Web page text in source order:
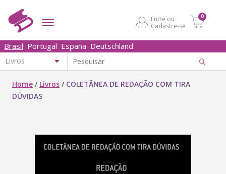
Entre ou
Cadastre-se
0
Brasil Portugal España Deutschland
Home / Livros / COLETÂNEA DE REDAÇÃO COM TIRA
DÚVIDAS